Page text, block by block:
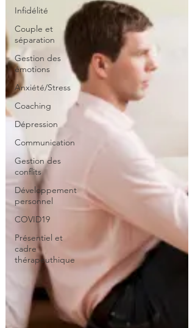
Infidélité
Couple et
séparation
Gestion des
émotions
Anxiété/Stress
Coaching
Dépression
Communication
Gestion des
conflits
Développement
personnel
COVID19
Présentiel et
cadre
thérapeuthique